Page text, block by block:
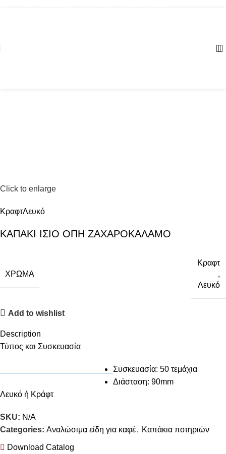
Click to enlarge
ΚραφτΛευκό
ΚΑΠΑΚΙ ΙΣΙΟ ΟΠΗ ΖΑΧΑΡΟΚΑΛΑΜΟ
ΧΡΏΜΑ
Κραφτ
,
Λευκό
Add to wishlist
Description
Τύπος και Συσκευασία
Συσκευασία: 50 τεμάχια
Διάσταση: 90mm
Λευκό ή Κράφτ
SKU: N/A
Categories: Αναλώσιμα είδη για καφέ, Καπάκια ποτηριών
Download Catalog